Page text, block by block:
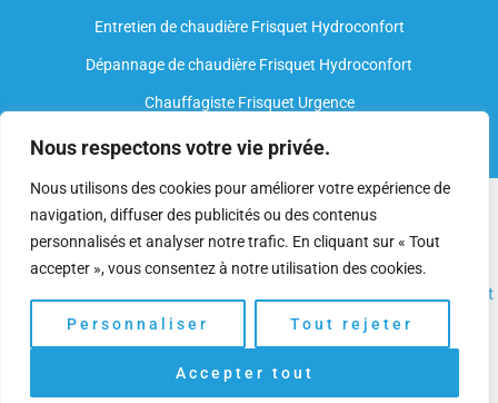
Nous respectons votre vie privée.
Nous utilisons des cookies pour améliorer votre expérience de
navigation, diffuser des publicités ou des contenus
personnalisés et analyser notre trafic. En cliquant sur « Tout
accepter », vous consentez à notre utilisation des cookies.
Personnaliser Tout rejeter
Accepter tout
Entretien de chaudière Frisquet Hydroconfort
Dépannage de chaudière Frisquet Hydroconfort
Chauffagiste Frisquet Urgence
Nous intervenons sur toutes les marques de chauffe-eau, mais
nous ne sommespas agréés par le fabricant. Nosplombiers
spécialisésdisposent néanmoins de l’expertise et des
et
le
dépannage.
Copyright © 2025 | Depannage Chaudiere. Gaz Frisquet